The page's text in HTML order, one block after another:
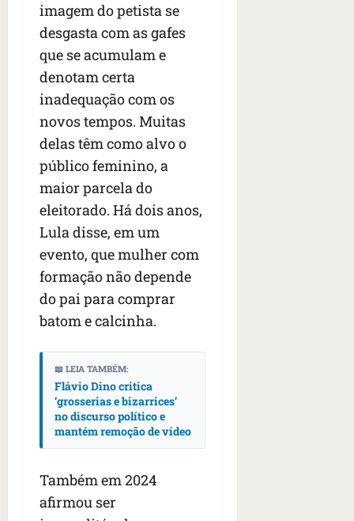
imagem do petista se
desgasta com as gafes
que se acumulam e
denotam certa
inadequação com os
novos tempos. Muitas
delas têm como alvo o
público feminino, a
maior parcela do
eleitorado. Há dois anos,
Lula disse, em um
evento, que mulher com
formação não depende
do pai para comprar
batom e calcinha.
📖 LEIA TAMBÉM:
Flávio Dino critica
‘grosserias e bizarrices’
no discurso político e
mantém remoção de vídeo
Também em 2024
afirmou ser